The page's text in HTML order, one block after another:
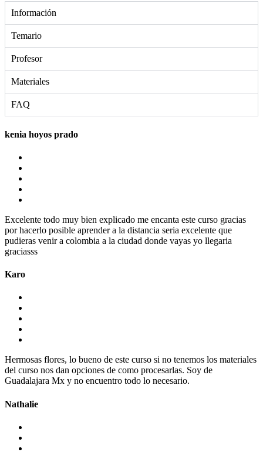
Información
Temario
Profesor
Materiales
FAQ
kenia hoyos prado
Excelente todo muy bien explicado me encanta este curso gracias
por hacerlo posible aprender a la distancia seria excelente que
pudieras venir a colombia a la ciudad donde vayas yo llegaria
graciasss
Karo
Hermosas flores, lo bueno de este curso si no tenemos los materiales
del curso nos dan opciones de como procesarlas. Soy de
Guadalajara Mx y no encuentro todo lo necesario.
Nathalie